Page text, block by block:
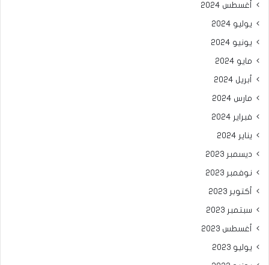
أغسطس 2024
يوليو 2024
يونيو 2024
مايو 2024
أبريل 2024
مارس 2024
فبراير 2024
يناير 2024
ديسمبر 2023
نوفمبر 2023
أكتوبر 2023
سبتمبر 2023
أغسطس 2023
يوليو 2023